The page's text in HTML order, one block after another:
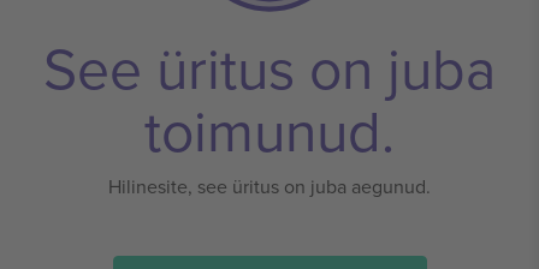
See üritus on juba
toimunud.
Hilinesite, see üritus on juba aegunud.